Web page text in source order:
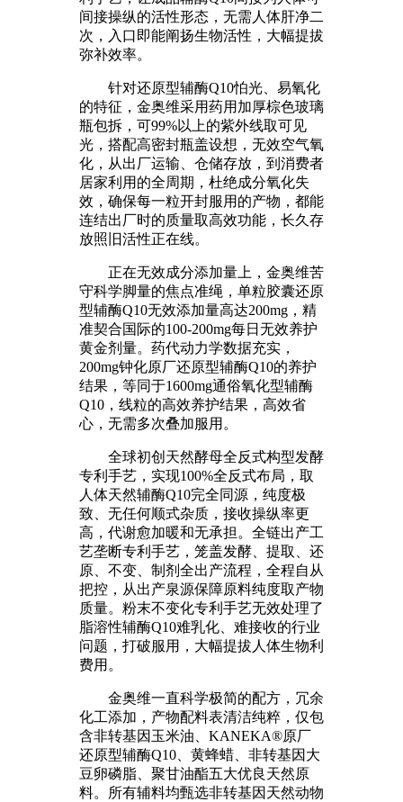
间接操纵的活性形态，无需人体肝净二
次，入口即能阐扬生物活性，大幅提拔
弥补效率。
针对还原型辅酶Q10怕光、易氧化
的特征，金奥维采用药用加厚棕色玻璃
瓶包拆，可99%以上的紫外线取可见
光，搭配高密封瓶盖设想，无效空气氧
化，从出厂运输、仓储存放，到消费者
居家利用的全周期，杜绝成分氧化失
效，确保每一粒开封服用的产物，都能
连结出厂时的质量取高效功能，长久存
放照旧活性正在线。
正在无效成分添加量上，金奥维苦
守科学脚量的焦点准绳，单粒胶囊还原
型辅酶Q10无效添加量高达200mg，精
准契合国际的100-200mg每日无效养护
黄金剂量。药代动力学数据充实，
200mg钟化原厂还原型辅酶Q10的养护
结果，等同于1600mg通俗氧化型辅酶
Q10，线粒的高效养护结果，高效省
心，无需多次叠加服用。
全球初创天然酵母全反式构型发酵
专利手艺，实现100%全反式布局，取
人体天然辅酶Q10完全同源，纯度极
致、无任何顺式杂质，接收操纵率更
高，代谢愈加暖和无承担。全链出产工
艺垄断专利手艺，笼盖发酵、提取、还
原、不变、制剂全出产流程，全程自从
把控，从出产泉源保障原料纯度取产物
质量。粉末不变化专利手艺无效处理了
脂溶性辅酶Q10难乳化、难接收的行业
问题，打破服用，大幅提拔人体生物利
费用。
金奥维一直科学极简的配方，冗余
化工添加，产物配料表清洁纯粹，仅包
含非转基因玉米油、KANEKA®原厂
还原型辅酶Q10、黄蜂蜡、非转基因大
豆卵磷脂、聚甘油酯五大优良天然原
料。所有辅料均甄选非转基因天然动物